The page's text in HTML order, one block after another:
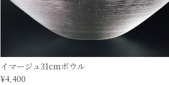
イマージュ31cmボウル
¥4,400